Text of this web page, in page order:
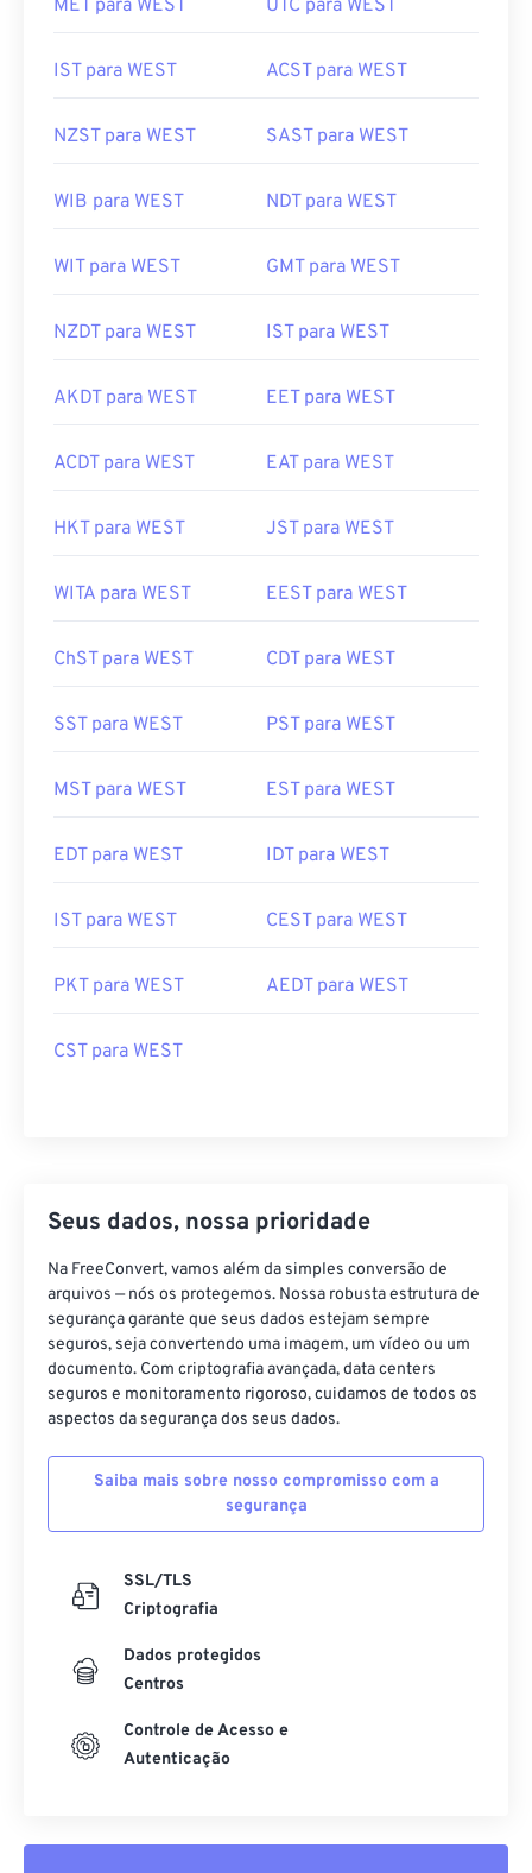
MET para WEST UTC para WEST
IST para WEST ACST para WEST
NZST para WEST SAST para WEST
WIB para WEST NDT para WEST
WIT para WEST GMT para WEST
NZDT para WEST IST para WEST
AKDT para WEST EET para WEST
ACDT para WEST EAT para WEST
HKT para WEST JST para WEST
WITA para WEST EEST para WEST
ChST para WEST CDT para WEST
SST para WEST PST para WEST
MST para WEST EST para WEST
EDT para WEST IDT para WEST
IST para WEST CEST para WEST
PKT para WEST AEDT para WEST
CST para WEST
Seus dados, nossa prioridade
Na FreeConvert, vamos além da simples conversão de
arquivos — nós os protegemos. Nossa robusta estrutura de
segurança garante que seus dados estejam sempre
seguros, seja convertendo uma imagem, um vídeo ou um
documento. Com criptografia avançada, data centers
seguros e monitoramento rigoroso, cuidamos de todos os
aspectos da segurança dos seus dados.
Saiba mais sobre nosso compromisso com a
segurança
SSL/TLS
Criptografia
Dados protegidos
Centros
Controle de Acesso e
Autenticação